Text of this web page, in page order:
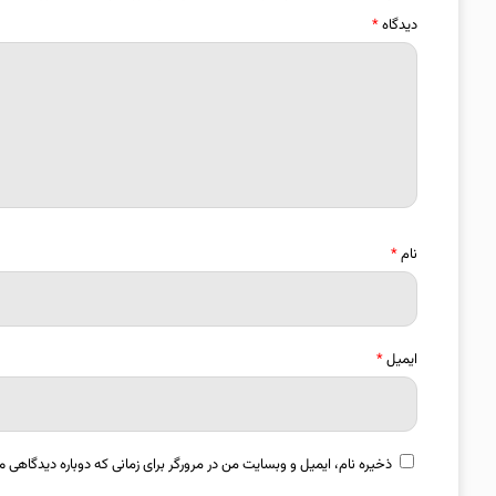
دیدگاه*
نام*
ایمیل*
ذخیره نام، ایمیل و وبسایت من در مرورگر برای زمانی که دوباره